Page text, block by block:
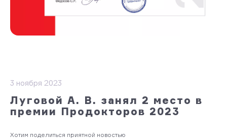
3 ноября 2023
Луговой А. В. занял 2 место в
премии Продокторов 2023
Хотим поделиться приятной новостью